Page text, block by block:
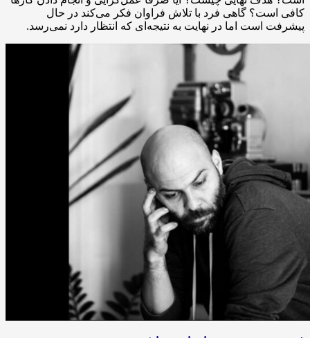
کافی است؟ گاهی فرد با تلاش فراوان فکر می‌کند در حال
پیشرفت است اما در نهایت به نتیجه‌ای که انتظار دارد نمی‌رسد.